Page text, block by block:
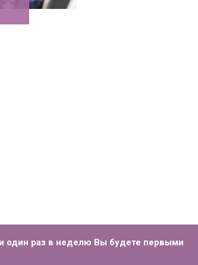
один раз в неделю Вы будете первыми